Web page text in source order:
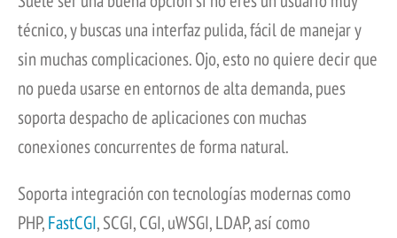
técnico, y buscas una interfaz pulida, fácil de manejar y
sin muchas complicaciones. Ojo, esto no quiere decir que
no pueda usarse en entornos de alta demanda, pues
soporta despacho de aplicaciones con muchas
conexiones concurrentes de forma natural.
Soporta integración con tecnologías modernas como
PHP,FastCGI, SCGI, CGI, uWSGI, LDAP, así como